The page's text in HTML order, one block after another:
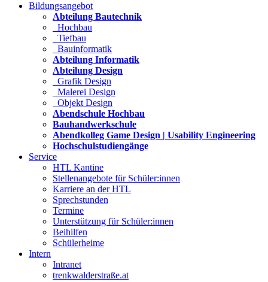
Bildungsangebot
Abteilung Bautechnik
Hochbau
Tiefbau
Bauinformatik
Abteilung Informatik
Abteilung Design
Grafik Design
Malerei Design
Objekt Design
Abendschule Hochbau
Bauhandwerkschule
Abendkolleg Game Design | Usability Engineering
Hochschulstudiengänge
Service
HTL Kantine
Stellenangebote für Schüler:innen
Karriere an der HTL
Sprechstunden
Termine
Unterstützung für Schüler:innen
Beihilfen
Schülerheime
Intern
Intranet
trenkwalderstraße.at